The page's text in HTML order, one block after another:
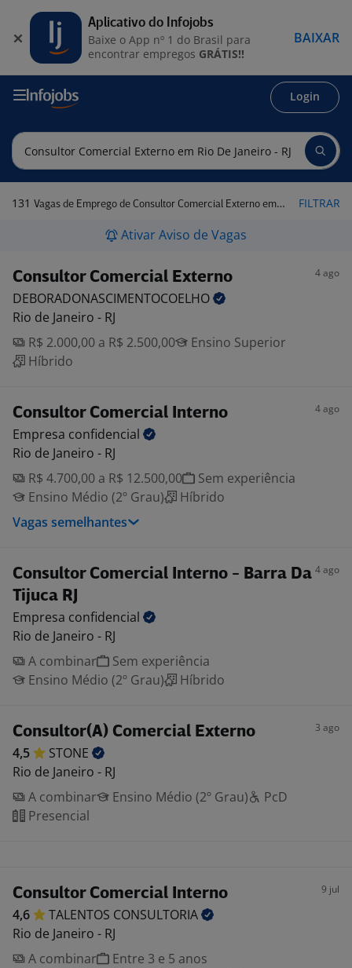
Login
131 Vagas de Emprego de Consultor Comercial Externo em Rio de Janeiro - RJ FILTRAR
Ativar Aviso de Vagas
Consultor Comercial Externo 4 ago
DEBORADONASCIMENTOCOELHO
Rio de Janeiro - RJ
R$ 2.000,00 a R$ 2.500,00
Ensino Superior
Híbrido
Consultor Comercial Interno 4 ago
Empresa confidencial
Rio de Janeiro - RJ
R$ 4.700,00 a R$ 12.500,00
Sem experiência
Ensino Médio (2º Grau)
Híbrido
Vagas semelhantes
Consultor Comercial Interno - Barra Da
Tijuca RJ
4 ago
Empresa confidencial
Rio de Janeiro - RJ
A combinar
Sem experiência
Ensino Médio (2º Grau)
Híbrido
Consultor(A) Comercial Externo 3 ago
4,5
STONE
Rio de Janeiro - RJ
A combinar
Ensino Médio (2º Grau)
PcD
Presencial
Consultor Comercial Interno 9 jul
4,6 TALENTOS CONSULTORIA
Rio de Janeiro - RJ
A combinar
Entre 3 e 5 anos
Aplicativo do Infojobs
Baixe o App nº 1 do Brasil para
encontrar empregos GRÁTIS!!
BAIXAR